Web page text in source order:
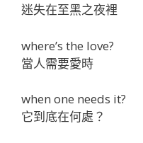
迷失在至黑之夜裡
where’s the love?
當人需要愛時
when one needs it?
它到底在何處？